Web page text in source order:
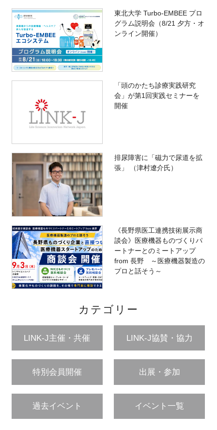
東北大学 Turbo-EMBEE プロ
グラム説明会（8/21 夕方・オ
ンライン開催）
「頭のかたち診療実践研究
会」が第1回実践セミナーを
開催
排尿障害に「磁力で尿道を拡
張」 （津村遼介氏）
《長野県医工連携技術展示商
談会》医療機器ものづくりパ
ートナーとのミートアップ
from 長野 ～医療機器製造の
プロと話そう～
カテゴリー
LINK-J主催・共催 LINK-J協賛・協力
特別会員開催 出展・参加
過去イベント イベント一覧